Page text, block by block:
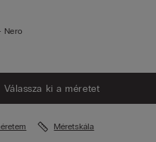
Nero
Válassza ki a méretet
Méretskála